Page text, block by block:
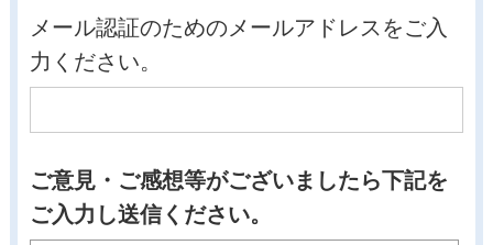
メール認証のためのメールアドレスをご入
力ください。
ご意見・ご感想等がございましたら下記を
ご入力し送信ください。